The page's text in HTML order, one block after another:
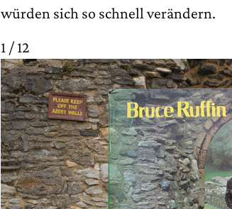
würden sich so schnell verändern.
1 / 12